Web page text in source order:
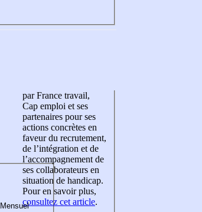
par France travail,
Cap emploi et ses
partenaires pour ses
actions concrètes en
faveur du recrutement,
de l’intégration et de
l’accompagnement de
ses collaborateurs en
situation de handicap.
Pour en savoir plus,
consultez cet article.